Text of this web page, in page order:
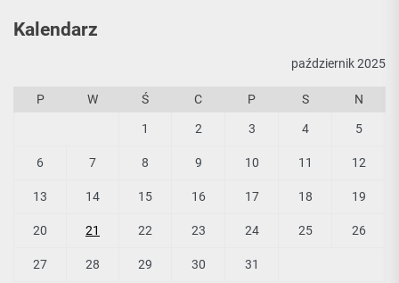
Kalendarz
październik 2025
P W Ś C P S N
1 2 3 4 5
6 7 8 9 10 11 12
13 14 15 16 17 18 19
20 21 22 23 24 25 26
27 28 29 30
31